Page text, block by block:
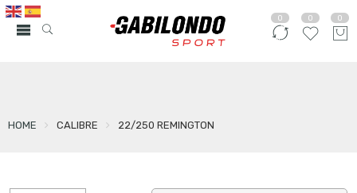
0 0 0
HOME CALIBRE 22/250 REMINGTON